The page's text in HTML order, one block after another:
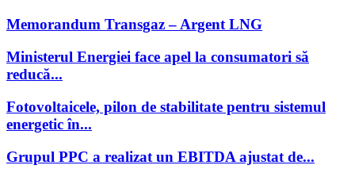
Memorandum Transgaz – Argent LNG
Ministerul Energiei face apel la consumatori să
reducă...
Fotovoltaicele, pilon de stabilitate pentru sistemul
energetic în...
Grupul PPC a realizat un EBITDA ajustat de...